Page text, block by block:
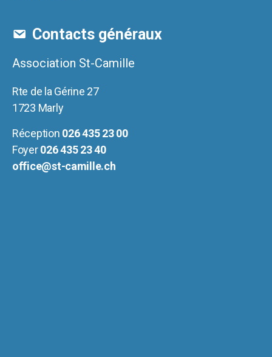
Contacts généraux
Association St-Camille
Rte de la Gérine 27
1723 Marly
Réception 026 435 23 00
Foyer026 435 23 40
office@st-camille.ch